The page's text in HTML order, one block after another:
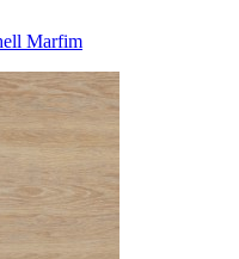
Marfim